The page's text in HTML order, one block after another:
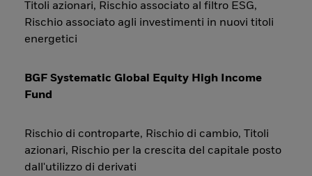
Titoli azionari, Rischio associato al filtro ESG,
Rischio associato agli investimenti in nuovi titoli
energetici
BGF Systematic Global Equity High Income
Fund
Rischio di controparte, Rischio di cambio, Titoli
azionari, Rischio per la crescita del capitale posto
dall'utilizzo di derivati